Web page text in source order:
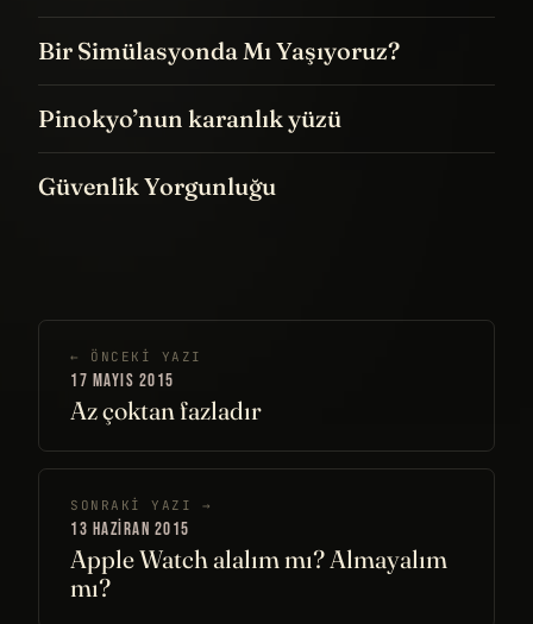
Bir Simülasyonda Mı Yaşıyoruz?
Pinokyo’nun karanlık yüzü
Güvenlik Yorgunluğu
← ÖNCEKI YAZI
17 MAYIS 2015
Az çoktan fazladır
SONRAKI YAZI →
13 HAZIRAN 2015
Apple Watch alalım mı? Almayalım
mı?